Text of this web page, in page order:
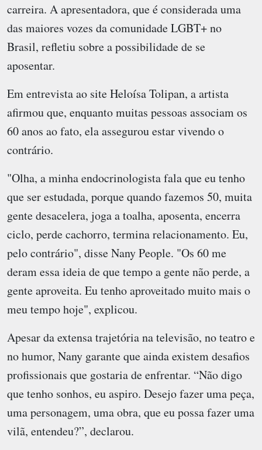
carreira. A apresentadora, que é considerada uma
das maiores vozes da comunidade LGBT+ no
Brasil, refletiu sobre a possibilidade de se
aposentar.
Em entrevista ao site Heloísa Tolipan, a artista
afirmou que, enquanto muitas pessoas associam os
60 anos ao fato, ela assegurou estar vivendo o
contrário.
"Olha, a minha endocrinologista fala que eu tenho
que ser estudada, porque quando fazemos 50, muita
gente desacelera, joga a toalha, aposenta, encerra
ciclo, perde cachorro, termina relacionamento. Eu,
pelo contrário", disse Nany People. "Os 60 me
deram essa ideia de que tempo a gente não perde, a
gente aproveita. Eu tenho aproveitado muito mais o
meu tempo hoje", explicou.
Apesar da extensa trajetória na televisão, no teatro e
no humor, Nany garante que ainda existem desafios
profissionais que gostaria de enfrentar. “Não digo
que tenho sonhos, eu aspiro. Desejo fazer uma peça,
uma personagem, uma obra, que eu possa fazer uma
vilã, entendeu?”, declarou.